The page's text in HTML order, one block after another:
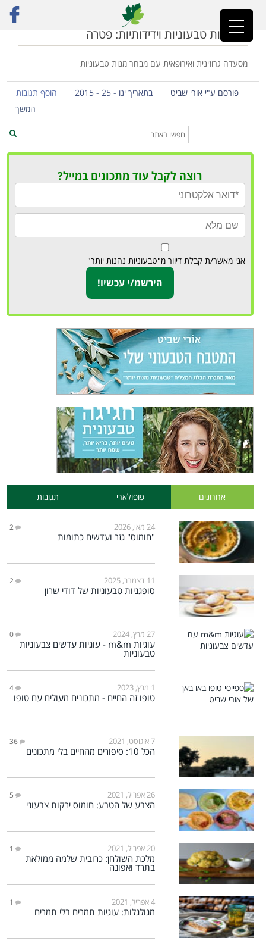
ראשי»מסעדה גרוזינית טבעונית
מסעדות טבעוניות וידידותיות: פטרה
מסעדה גרוזינית ואירופאית עם מבחר מנות טבעוניות
פורסם ע"י אורי שביט בתאריך ינו - 25 - 2015
הוסף תגובות
המשך
רוצה לקבל עוד מתכונים במייל?
אני מאשר/ת קבלת דיוור מ"טבעוניות נהנות יותר"
אחרונים פופולארי תגובות
24 מאי, 2026 2
"חומוס" גזר ועדשים כתומות
11 דצמבר, 2025 2
סופגניות טבעוניות של דודי שרון
27 מרץ, 2024 0
עוגיות m&m - עוגיות עדשים צבעוניות
טבעוניות
1 מרץ, 2023 4
טופו זה החיים - מתכונים מעולים עם טופו
7 אוגוסט, 2021 36
הכל 10: סיפורים מהחיים בלי מתכונים
26 אפריל, 2021 5
הצבע של הטבע: חומוס ירקות צבעוני
20 אפריל, 2021 1
מלכת השולחן: כרובית שלמה ממולאת
בתרד ואפונה
4 אפריל, 2021 1
מגולגלות: עוגיות תמרים בלי תמרים